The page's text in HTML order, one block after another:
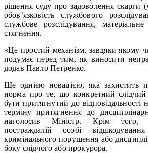
рішення суду про задоволення скарги
обов’язковість службового
службове розслідування,
стягнення.
«Це простий механізм, завдяки якому
подумає перед тим, як виносити
додав Павло Петренко.
Ще однією новацією, яка захистить
норма про те, що конкретний
бути притягнутий до відповідальності
терміну притягнення до
наголосив Міністр. Крім того,
постраждалій особі
кримінального порушення або
боку слідчого або прокурора.